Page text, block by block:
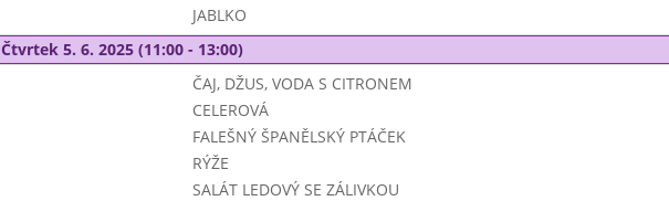
JABLKO
Čtvrtek 5. 6. 2025 (11:00 - 13:00)
ČAJ, DŽUS, VODA S CITRONEM
CELEROVÁ
FALEŠNÝ ŠPANĚLSKÝ PTÁČEK
RÝŽE
SALÁT LEDOVÝ SE ZÁLIVKOU